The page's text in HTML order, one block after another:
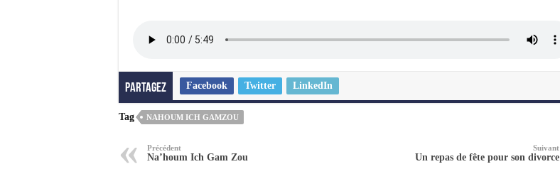
Partagez Facebook Twitter LinkedIn
Tag NAHOUM ICH GAMZOU
Précédent
Na’houm Ich Gam Zou
Suivant
Un repas de fête pour son divorce